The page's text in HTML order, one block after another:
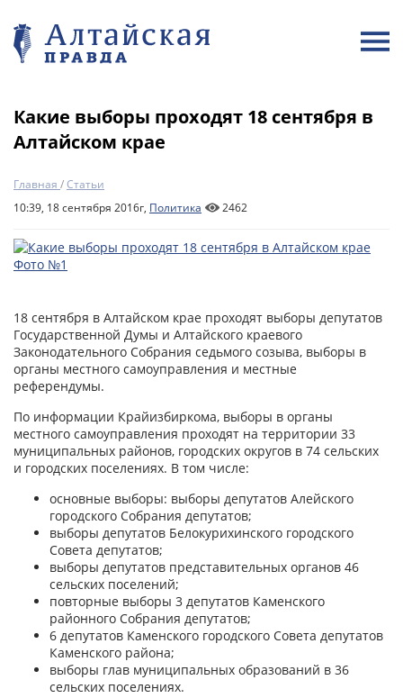
Какие выборы проходят 18 сентября в
Алтайском крае
Главная /Статьи
10:39, 18 сентября 2016г, Политика 2462
18 сентября в Алтайском крае проходят выборы депутатов
Государственной Думы и Алтайского краевого
Законодательного Собрания седьмого созыва, выборы в
органы местного самоуправления и местные
референдумы.
По информации Крайизбиркома, выборы в органы
местного самоуправления проходят на территории 33
муниципальных районов, городских округов в 74 сельских
и городских поселениях. В том числе:
основные выборы: выборы депутатов Алейского
городского Собрания депутатов;
выборы депутатов Белокурихинского городского
Совета депутатов;
выборы депутатов представительных органов 46
сельских поселений;
повторные выборы 3 депутатов Каменского
районного Собрания депутатов;
6 депутатов Каменского городского Совета депутатов
Каменского района;
выборы глав муниципальных образований в 36
сельских поселениях.